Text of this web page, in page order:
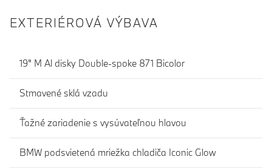
EXTERIÉROVÁ VÝBAVA
19" M Al disky Double-spoke 871 Bicolor
Stmavené sklá vzadu
Ťažné zariadenie s vysúvateľnou hlavou
BMW podsvietená mriežka chladiča Iconic Glow